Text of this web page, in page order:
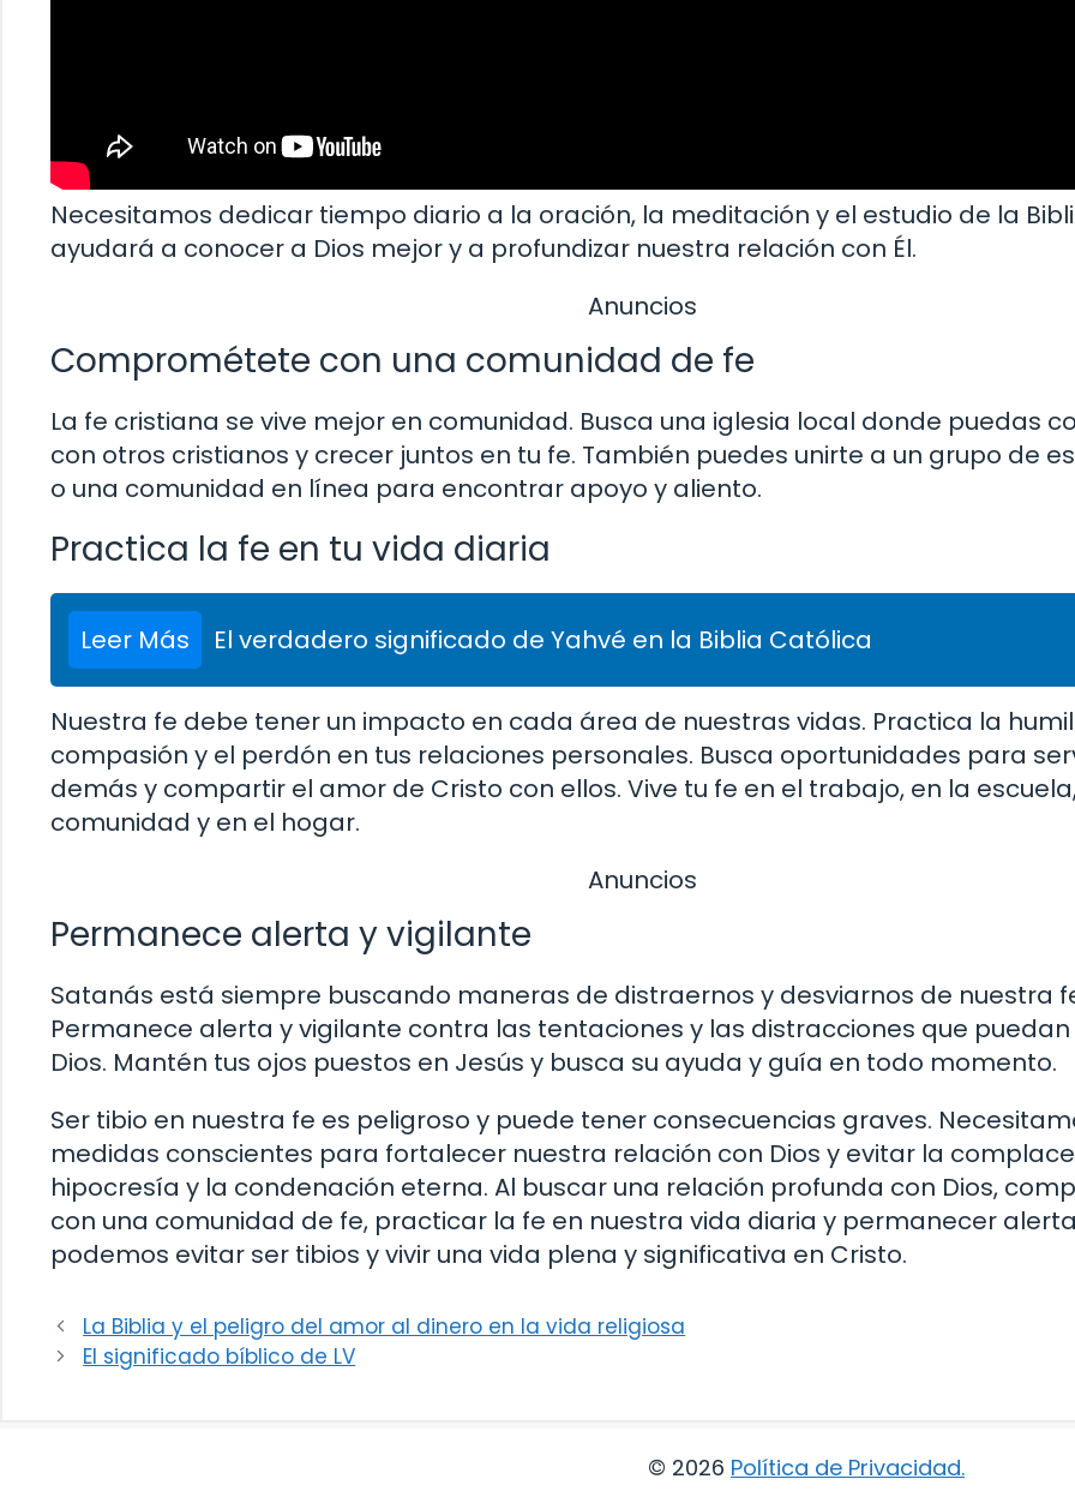
Necesitamos dedicar tiempo diario a la oración, la meditación y el estudio de la
ayudará a conocer a Dios mejor y a profundizar nuestra relación con Él.
Anuncios
Comprométete con una comunidad de fe
La fe cristiana se vive mejor en comunidad. Busca una iglesia local donde puedas
con otros cristianos y crecer juntos en tu fe. También puedes unirte a un grupo de
o una comunidad en línea para encontrar apoyo y aliento.
Practica la fe en tu vida diaria
Leer Más El verdadero significado de Yahvé en la Biblia Católica
Nuestra fe debe tener un impacto en cada área de nuestras vidas. Practica la
compasión y el perdón en tus relaciones personales. Busca oportunidades para
demás y compartir el amor de Cristo con ellos. Vive tu fe en el trabajo, en la
comunidad y en el hogar.
Anuncios
Permanece alerta y vigilante
Satanás está siempre buscando maneras de distraernos y desviarnos de nuestra
Permanece alerta y vigilante contra las tentaciones y las distracciones que
Dios. Mantén tus ojos puestos en Jesús y busca su ayuda y guía en todo momento.
Ser tibio en nuestra fe es peligroso y puede tener consecuencias graves.
medidas conscientes para fortalecer nuestra relación con Dios y evitar la
hipocresía y la condenación eterna. Al buscar una relación profunda con Dios,
con una comunidad de fe, practicar la fe en nuestra vida diaria y permanecer
podemos evitar ser tibios y vivir una vida plena y significativa en Cristo.
La Biblia y el peligro del amor al dinero en la vida religiosa
El significado bíblico de LV
© 2026 Política de Privacidad.